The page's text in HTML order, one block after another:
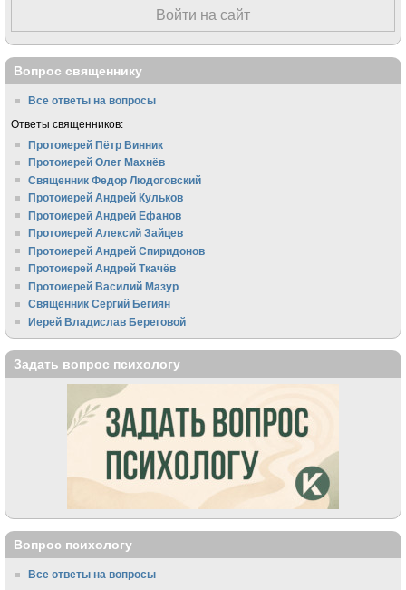
Войти на сайт
Вопрос священнику
Все ответы на вопросы
Ответы священников:
Протоиерей Пётр Винник
Протоиерей Олег Махнёв
Священник Федор Людоговский
Протоиерей Андрей Кульков
Протоиерей Андрей Ефанов
Протоиерей Алексий Зайцев
Протоиерей Андрей Спиридонов
Протоиерей Андрей Ткачёв
Протоиерей Василий Мазур
Священник Сергий Бегиян
Иерей Владислав Береговой
Задать вопрос психологу
Вопрос психологу
Все ответы на вопросы